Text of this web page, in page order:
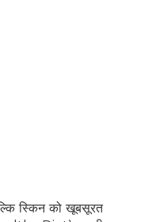
स्किन को खूबसूरत